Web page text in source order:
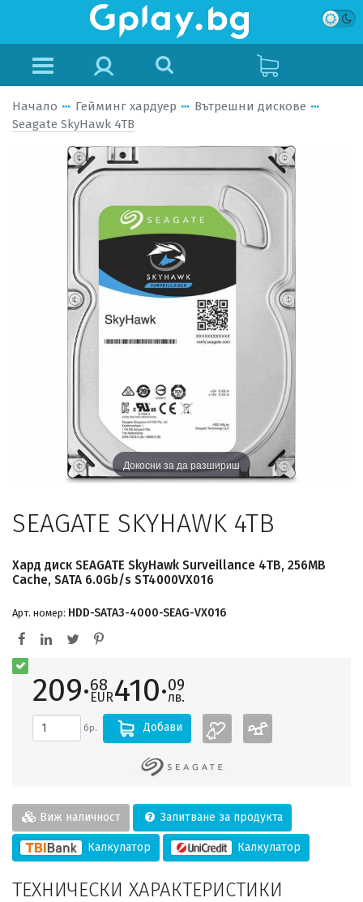
Начало Гейминг хардуер
Вътрешни дискове
Seagate SkyHawk 4TB
Докосни за да разшириш
SEAGATE SKYHAWK 4TB
Хард диск SEAGATE SkyHawk Surveillance 4TB, 256MB
Cache, SATA 6.0Gb/s ST4000VX016
Арт. номер: HDD-SATA3-4000-SEAG-VX016
209·68
EUR410·09
лв.
бр. Добави
Виж наличност Запитване за продукта
Калкулатор Калкулатор
ТЕХНИЧЕСКИ ХАРАКТЕРИСТИКИ